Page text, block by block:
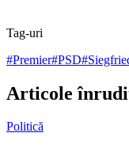
Tag-uri
#Premier#PSD#
Articole
Politică